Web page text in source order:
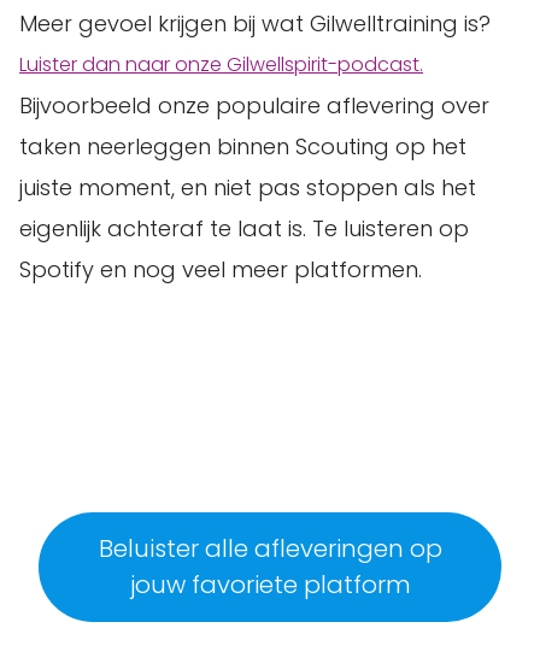
Meer gevoel krijgen bij wat Gilwelltraining is?
Luister dan naar onze Gilwellspirit-podcast.
Bijvoorbeeld onze populaire aflevering over
taken neerleggen binnen Scouting op het
juiste moment, en niet pas stoppen als het
eigenlijk achteraf te laat is. Te luisteren op
Spotify en nog veel meer platformen.
Beluister alle afleveringen op
jouw favoriete platform